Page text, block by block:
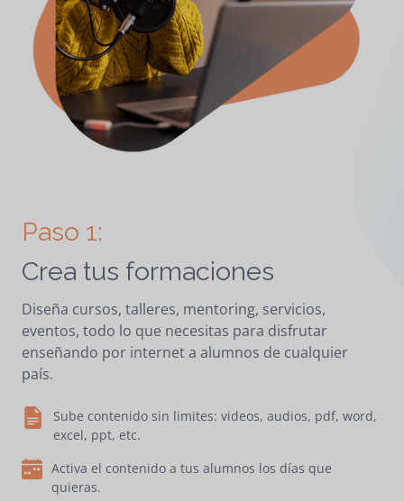
Paso 1:
Crea tus formaciones
Diseña cursos, talleres, mentoring, servicios,
eventos, todo lo que necesitas para disfrutar
enseñando por internet a alumnos de cualquier
país.
Sube contenido sin limites: videos, audios, pdf, word,
excel, ppt, etc.
Activa el contenido a tus alumnos los días que
quieras.